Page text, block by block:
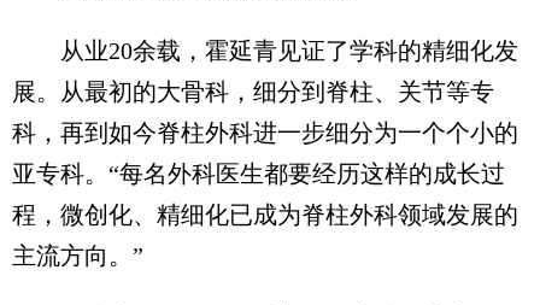
从业20余载，霍延青见证了学科的精细化发
展。从最初的大骨科，细分到脊柱、关节等专
科，再到如今脊柱外科进一步细分为一个个小的
亚专科。“每名外科医生都要经历这样的成长过
程，微创化、精细化已成为脊柱外科领域发展的
主流方向。”